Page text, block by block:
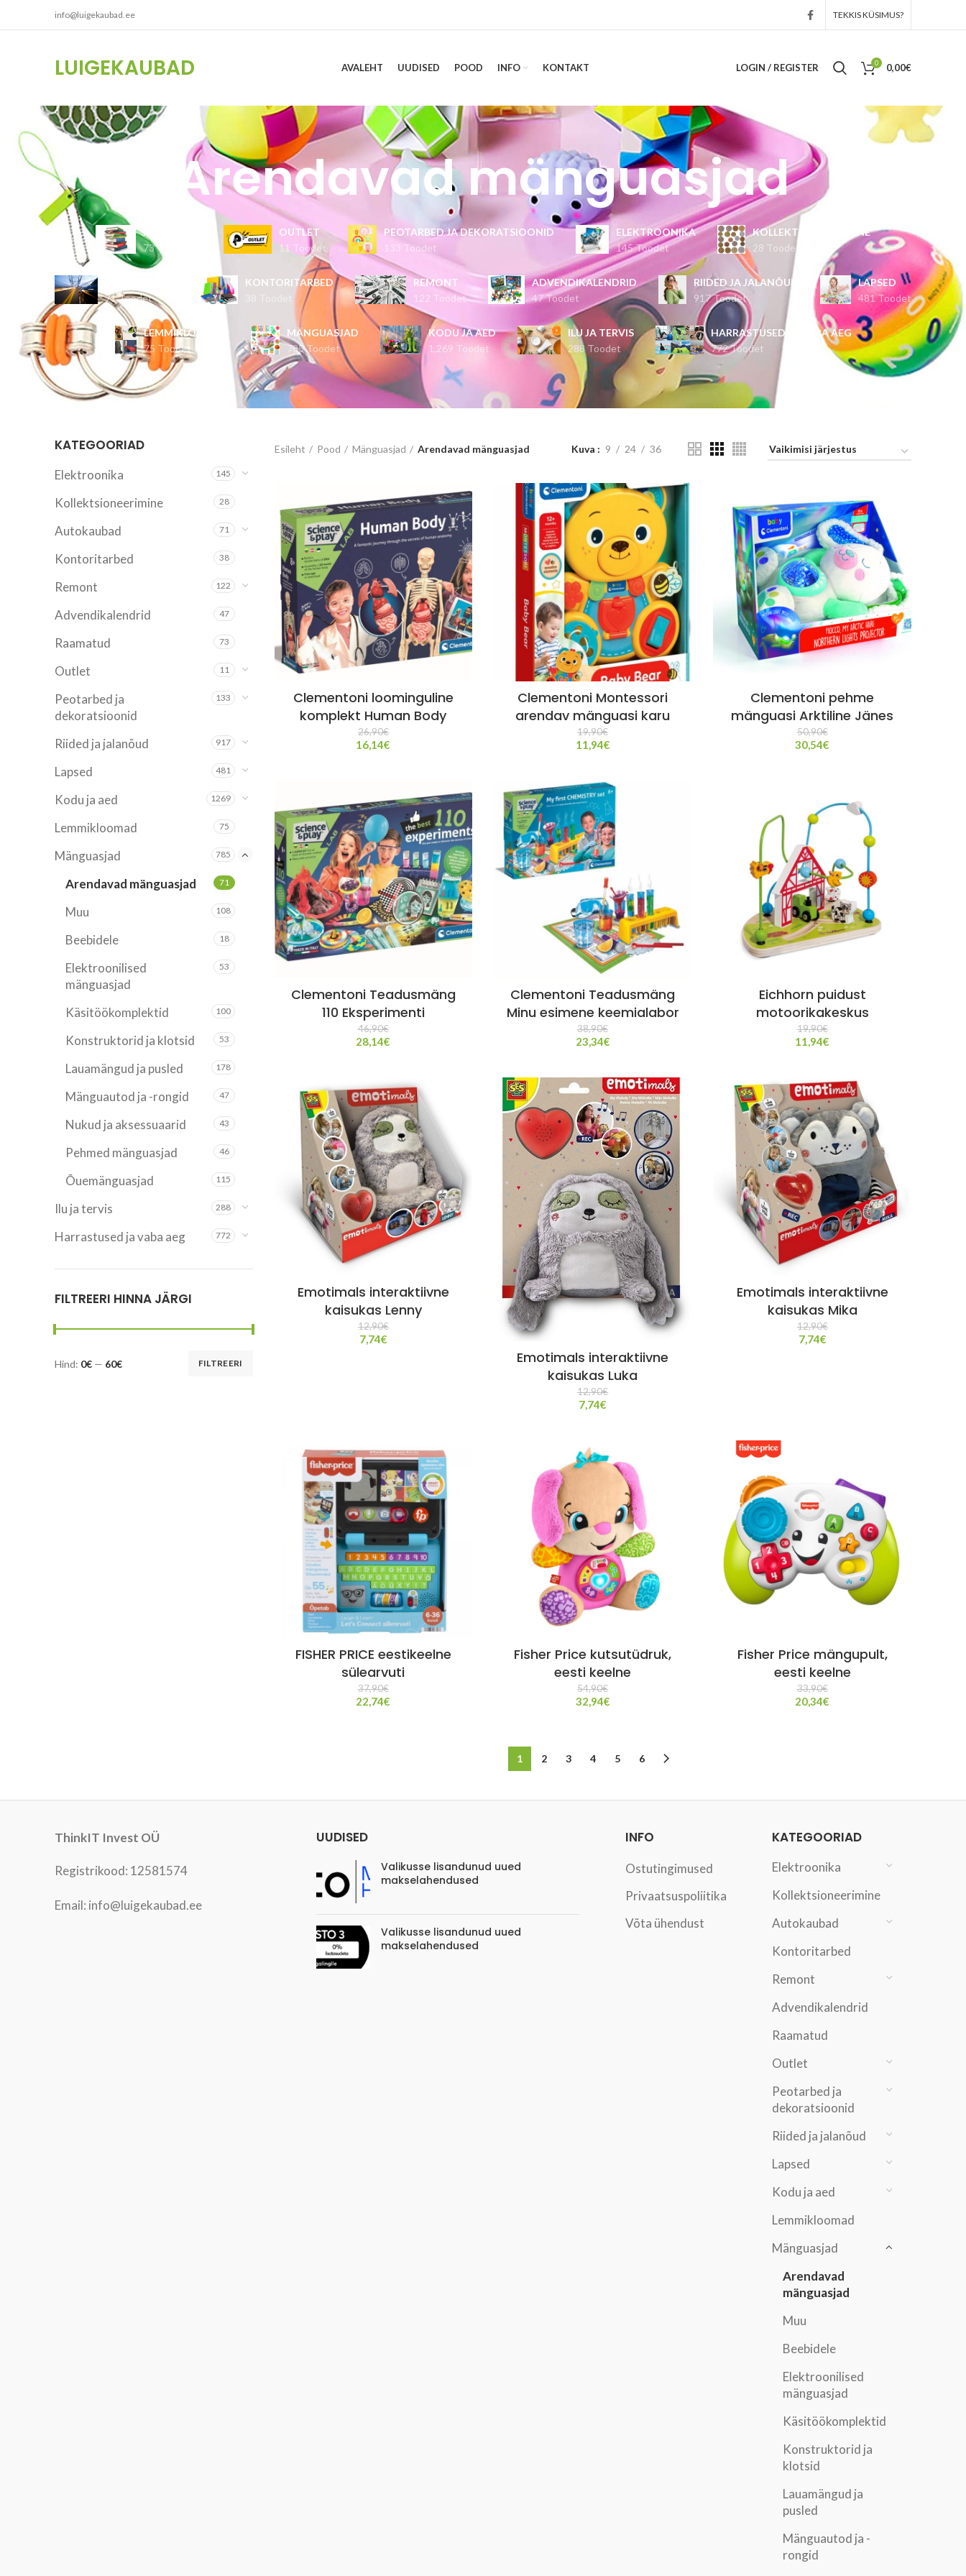
info@luigekaubad.ee TEKKIS KÜSIMUS?
LUIGEKAUBAD AVALEHT UUDISED POOD INFO KONTAKT LOGIN / REGISTER 0 0,00€
Arendavad mänguasjad
RAAMATUD
73 Toodet
OUTLET
11 Toodet
PEOTARBED JA DEKORATSIOONID
133 Toodet
ELEKTROONIKA
145 Toodet
KOLLEKTSIONEERIMINE
28 Toodet
71 Toodet
KONTORITARBED
REMONT
122 Toodet
ADVENDIKALENDRID
47 Toodet
RIIDED JA JALANÕUD
917 Toodet
LAPSED
481 Toodet
LEMMIKLOOMAD
75 Toodet
MÄNGUASJAD
785 Toodet
KODU JA AED
1,269 Toodet
ILU JA TERVIS
288 Toodet
HARRASTUSED JA VABA AEG
772 Toodet
KATEGOORIAD
Elektroonika 145
Kollektsioneerimine 28
Autokaubad 71
Kontoritarbed 38
Remont 122
Advendikalendrid 47
Raamatud 73
Outlet 11
Peotarbed ja
dekoratsioonid
133
Riided ja jalanõud 917
Lapsed 481
Kodu ja aed 1269
Lemmikloomad 75
Mänguasjad 785
Arendavad mänguasjad 71
Muu 108
Beebidele 18
Elektroonilised
mänguasjad
53
Käsitöökomplektid 100
Konstruktorid ja klotsid 53
Lauamängud ja pusled 178
Mänguautod ja -rongid 47
Nukud ja aksessuaarid 43
Pehmed mänguasjad 46
Õuemänguasjad 115
Ilu ja tervis 288
Harrastused ja vaba aeg 772
FILTREERI HINNA JÄRGI
FILTREERI
Hind: 0€ — 60€
Esileht Pood Mänguasjad Arendavad mänguasjad Kuva 9 24 36
Clementoni loominguline
komplekt Human Body
26,90€
16,14€
Clementoni Montessori
arendav mänguasi karu
19,90€
11,94€
Clementoni pehme
mänguasi Arktiline Jänes
50,90€
30,54€
Clementoni Teadusmäng
110 Eksperimenti
46,90€
28,14€
Clementoni Teadusmäng
Minu esimene keemialabor
38,90€
23,34€
Eichhorn puidust
motoorikakeskus
19,90€
11,94€
Emotimals interaktiivne
kaisukas Lenny
12,90€
7,74€
Emotimals interaktiivne
kaisukas Luka
12,90€
7,74€
Emotimals interaktiivne
kaisukas Mika
12,90€
7,74€
FISHER PRICE eestikeelne
sülearvuti
37,90€
22,74€
Fisher Price kutsutüdruk,
eesti keelne
54,90€
32,94€
Fisher Price mängupult,
eesti keelne
33,90€
20,34€
1 2 3 4 5 6
ThinkIT Invest OÜ
Registrikood: 12581574
Email: info@luigekaubad.ee
UUDISED
Valikusse lisandunud uued
makselahendused
Valikusse lisandunud uued
makselahendused
INFO
Ostutingimused
Privaatsuspoliitika
Võta ühendust
KATEGOORIAD
Elektroonika
Kollektsioneerimine
Autokaubad
Kontoritarbed
Remont
Advendikalendrid
Raamatud
Outlet
Peotarbed ja
dekoratsioonid
Riided ja jalanõud
Lapsed
Kodu ja aed
Lemmikloomad
Mänguasjad
Arendavad
mänguasjad
Muu
Beebidele
Elektroonilised
mänguasjad
Käsitöökomplektid
Konstruktorid ja
klotsid
Lauamängud ja
pusled
Mänguautod ja -
rongid